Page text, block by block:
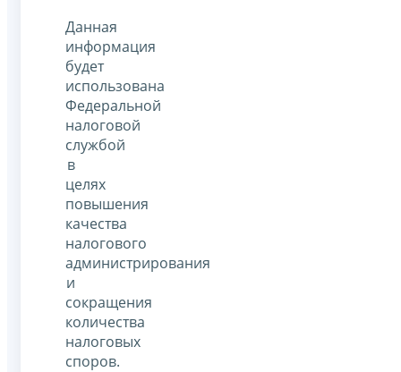
Данная
информация
будет
использована
Федеральной
налоговой
службой
в
целях
повышения
качества
налогового
администрирования
и
сокращения
количества
налоговых
споров.